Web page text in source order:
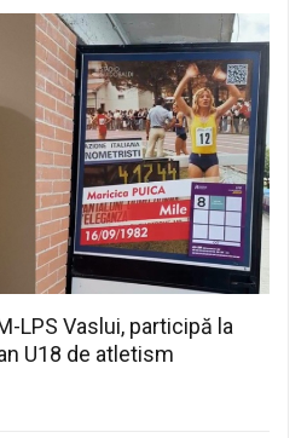
LPS Vaslui, participă la
U18 de atletism